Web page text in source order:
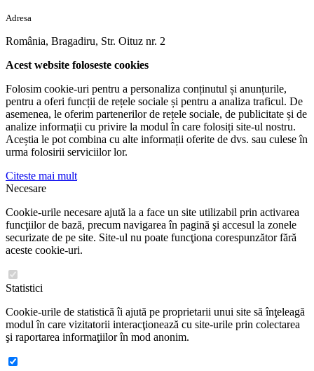
Adresa
România, Bragadiru, Str. Oituz nr. 2
Acest website foloseste cookies
Folosim cookie-uri pentru a personaliza conținutul și anunțurile,
pentru a oferi funcții de rețele sociale și pentru a analiza traficul. De
asemenea, le oferim partenerilor de rețele sociale, de publicitate și de
analize informații cu privire la modul în care folosiți site-ul nostru.
Aceștia le pot combina cu alte informații oferite de dvs. sau culese în
urma folosirii serviciilor lor.
Citeste mai mult
Necesare
Cookie-urile necesare ajută la a face un site utilizabil prin activarea
funcţiilor de bază, precum navigarea în pagină şi accesul la zonele
securizate de pe site. Site-ul nu poate funcţiona corespunzător fără
aceste cookie-uri.
Statistici
Cookie-urile de statistică îi ajută pe proprietarii unui site să înţeleagă
modul în care vizitatorii interacţionează cu site-urile prin colectarea
şi raportarea informaţiilor în mod anonim.